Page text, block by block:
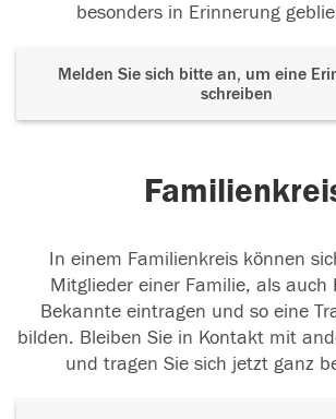
besonders in Erinnerung
Melden Sie sich bitte an, um eine
schreiben
In einem Familienkreis können
Mitglieder einer Familie, als auch
Bekannte eintragen und so eine
bilden. Bleiben Sie in Kontakt mit
und tragen Sie sich jetzt ganz